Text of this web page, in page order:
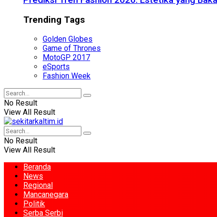
Trending Tags
Golden Globes
Game of Thrones
MotoGP 2017
eSports
Fashion Week
No Result
View All Result
No Result
View All Result
Beranda
News
Regional
Mancanegara
Politik
Serba Serbi